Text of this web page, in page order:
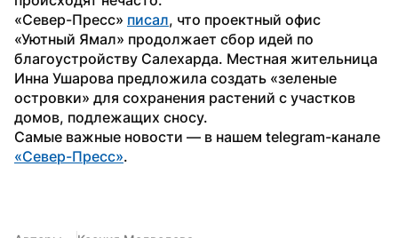
«Север-Пресс» писал, что проектный офис
«Уютный Ямал» продолжает сбор идей по
благоустройству Салехарда. Местная жительница
Инна Ушарова предложила создать «зеленые
островки» для сохранения растений с участков
домов, подлежащих сносу.
«Север-Пресс».